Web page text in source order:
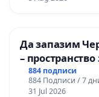
мениджмънт –
Да запазим
–
884 подписи
884 Подписи / 7
31 Jul 2026